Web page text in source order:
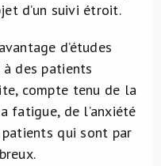
d’un suivi étroit.
d’études
des patients
compte tenu de la
fatigue, de l’anxiété
qui sont par